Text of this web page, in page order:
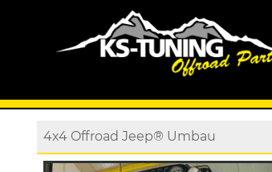
4x4 Offroad Jeep® Umbau